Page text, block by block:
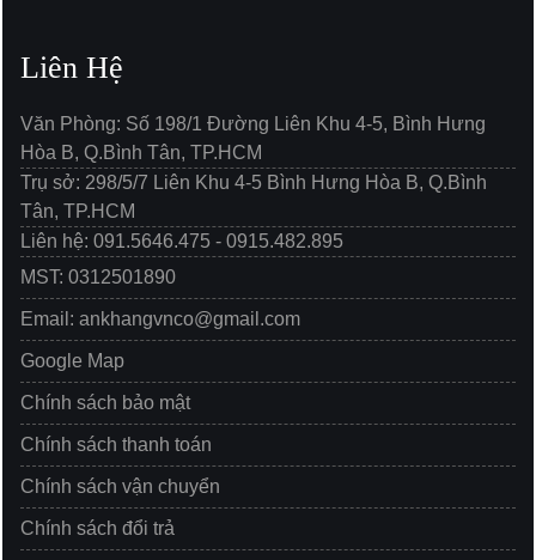
Liên Hệ
Văn Phòng: Số 198/1 Đường Liên Khu 4-5, Bình Hưng
Hòa B, Q.Bình Tân, TP.HCM
Trụ sở: 298/5/7 Liên Khu 4-5 Bình Hưng Hòa B, Q.Bình
Tân, TP.HCM
Liên hệ: 091.5646.475 - 0915.482.895
MST: 0312501890
Email: ankhangvnco@gmail.com
Google Map
Chính sách bảo mật
Chính sách thanh toán
Chính sách vận chuyển
Chính sách đổi trả